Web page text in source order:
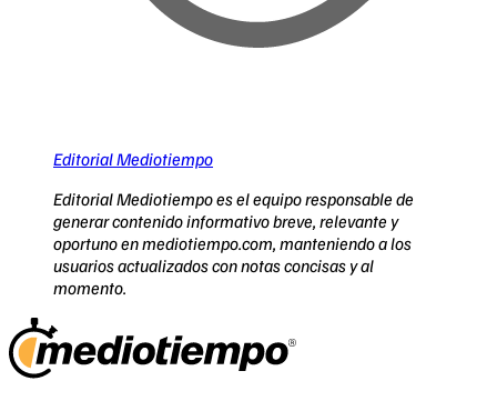
Editorial Mediotiempo
Editorial Mediotiempo es el equipo responsable de
generar contenido informativo breve, relevante y
oportuno en mediotiempo.com, manteniendo a los
usuarios actualizados con notas concisas y al
momento.